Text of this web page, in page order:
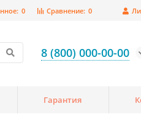
Сравнение: 0
0
8 (800) 000-00-00
Гарантия